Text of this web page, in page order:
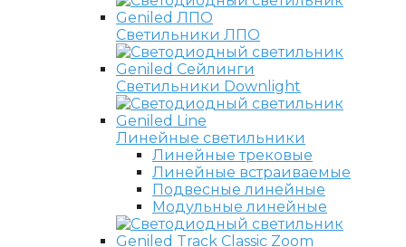
Светильники ЛПО
Светильники Downlight
Линейные светильники
Линейные трековые
Линейные встраиваемые
Подвесные линейные
Модульные линейные